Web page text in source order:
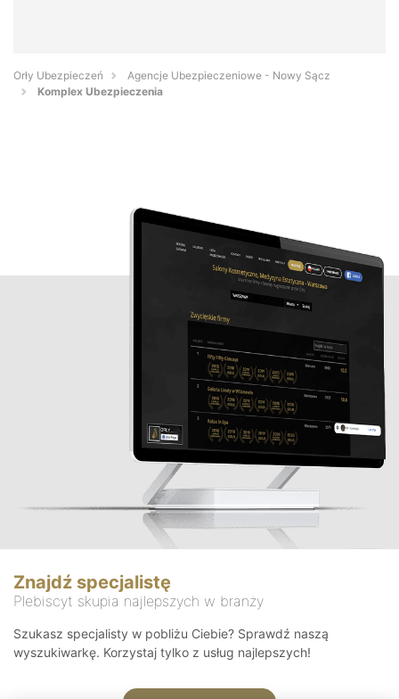
Orły Ubezpieczeń
Agencje Ubezpieczeniowe - Nowy Sącz
Komplex Ubezpieczenia
Znajdź specjalistę
Plebiscyt skupia najlepszych w branży
Szukasz specjalisty w pobliżu Ciebie? Sprawdź naszą
wyszukiwarkę. Korzystaj tylko z usług najlepszych!